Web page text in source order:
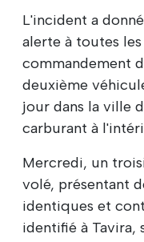
L'incident a
alerte à toutes
commandement
deuxième
jour dans la ville
carburant à
Mercredi, un
volé, présentant
identiques et
identifié à Tavira,